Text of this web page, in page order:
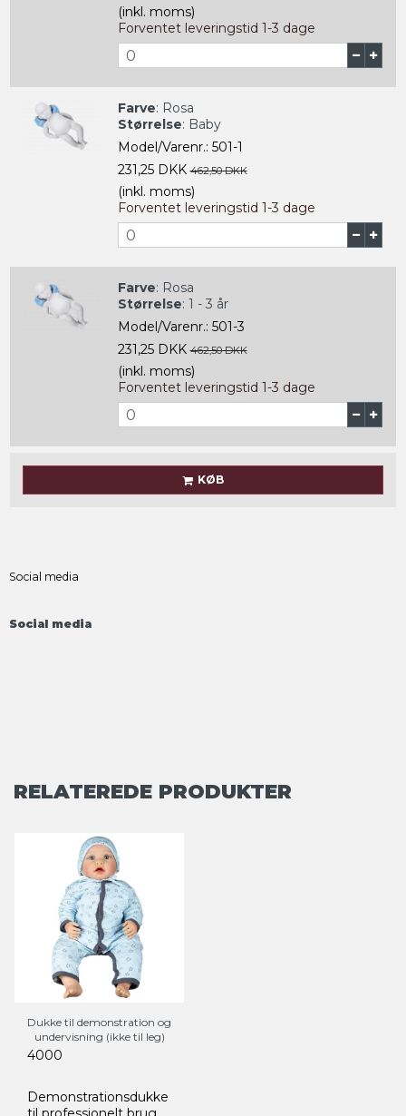
(inkl. moms)
Forventet leveringstid 1-3 dage
Farve: Rosa
Størrelse: Baby
Model/Varenr.: 501-1
231,25 DKK 462,50 DKK
(inkl. moms)
Forventet leveringstid 1-3 dage
Farve: Rosa
Størrelse: 1 - 3 år
Model/Varenr.: 501-3
231,25 DKK 462,50 DKK
(inkl. moms)
Forventet leveringstid 1-3 dage
KØB
Social media
Social media
RELATEREDE PRODUKTER
Dukke til demonstration og
undervisning (ikke til leg)
4000
Demonstrationsdukke